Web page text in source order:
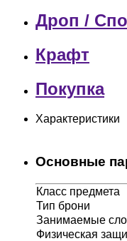
Дроп /
Крафт
Покупка
Характеристики
Основные
Класс предмета
Тип брони
Занимаемые
Физическая